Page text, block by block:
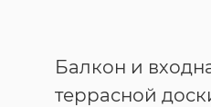
Балкон и
террасной